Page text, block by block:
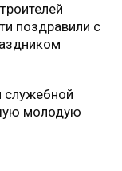
поздравили с
служебной
молодую